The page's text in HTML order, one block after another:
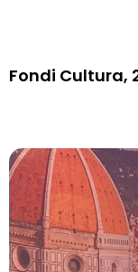
Fondi Cultura,